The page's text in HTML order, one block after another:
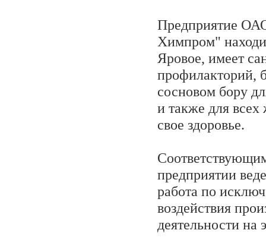
Предприятие
Химпром"
Яровое, имеет
профилакторий,
сосновом бору
и также для
свое здоровье.
предприятии
работа по
воздействия
деятельности на